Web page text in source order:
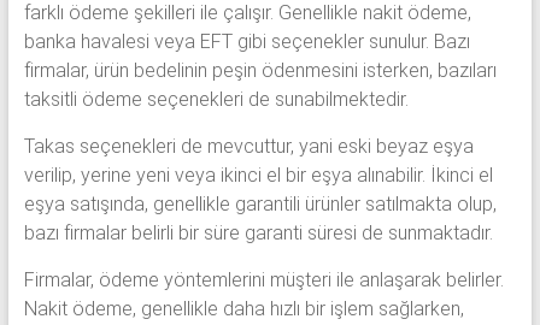
farklı ödeme şekilleri ile çalışır. Genellikle nakit ödeme,
banka havalesi veya EFT gibi seçenekler sunulur. Bazı
firmalar, ürün bedelinin peşin ödenmesini isterken, bazıları
taksitli ödeme seçenekleri de sunabilmektedir.
Takas seçenekleri de mevcuttur, yani eski beyaz eşya
verilip, yerine yeni veya ikinci el bir eşya alınabilir. İkinci el
eşya satışında, genellikle garantili ürünler satılmakta olup,
bazı firmalar belirli bir süre garanti süresi de sunmaktadır.
Firmalar, ödeme yöntemlerini müşteri ile anlaşarak belirler.
Nakit ödeme, genellikle daha hızlı bir işlem sağlarken,